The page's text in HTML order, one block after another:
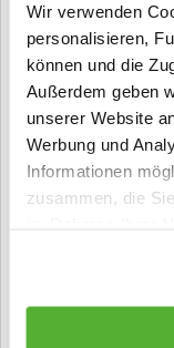
Wir verwenden
personalisieren,
können und die
Außerdem geben
unserer Website
Werbung und
Informationen
zusammen, die
Merken
Fragen zum
Artikel-Nr.:
Info:
Kostenloser